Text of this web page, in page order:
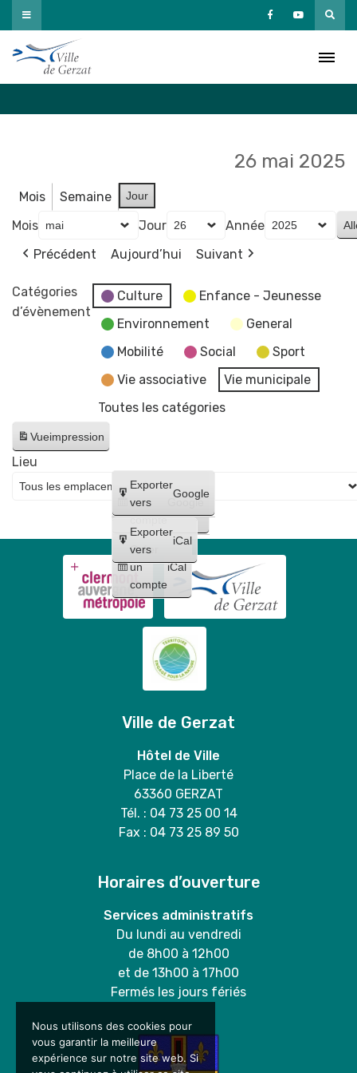
Passer
au
contenu
26 mai 2025
Mois Semaine Jour
Mois Jour
Année
Précédent
Aujourd’hui Suivant
Catégories
d’évènement
Culture
Enfance - Jeunesse
Environnement
General
Mobilité
Social
Sport
Vie associative
Vie municipale
Toutes les catégories
Vueimpression
Créer
un
compte
Google
Créer
un
compte
iCal
Exporter
vers
Google
Exporter
vers
iCal
Lieu
Ville de Gerzat
Hôtel de Ville
Place de la Liberté
63360 GERZAT
Tél. : 04 73 25 00 14
Fax : 04 73 25 89 50
Horaires d’ouverture
Services administratifs
Du lundi au vendredi
de 8h00 à 12h00
et de 13h00 à 17h00
Fermés les jours fériés
Nous utilisons des cookies pour
vous garantir la meilleure
expérience sur notre site web. Si